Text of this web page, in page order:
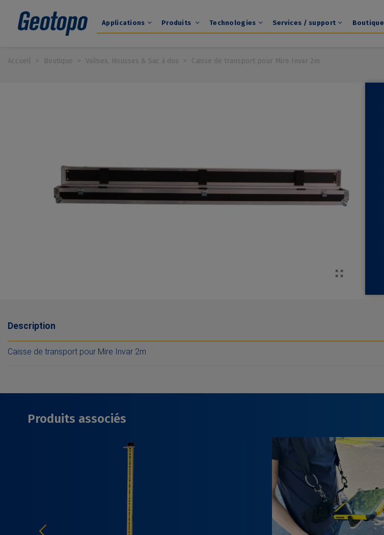
Applications Produits Technologies Services / support Boutique
Accueil > Boutique > Valises, Housses & Sac à dos > Caisse de transport pour Mire Invar 2m
Description
Caisse de transport pour Mire Invar 2m
Produits associés